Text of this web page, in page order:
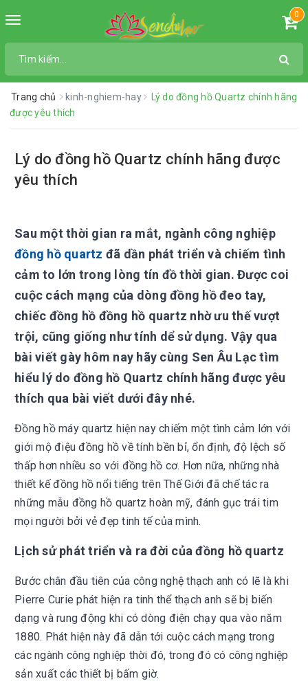
Toggle
0
Trang chủ kinh-nghiem-hay
Lý do đồng hồ Quartz chính hãng
được yêu thích
Lý do đồng hồ Quartz chính hãng được
yêu thích
Sau một thời gian ra mắt, ngành công nghiệp
đồng hồ quartz đã dần phát triển và chiếm tình
cảm to lớn trong lòng tín đồ thời gian. Được coi
cuộc cách mạng của dòng đồng hồ đeo tay,
chiếc đồng hồ đồng hồ quartz nhờ ưu thế vượt
trội, cũng giống như tính dể sử dụng. Vậy qua
bài viết gày hôm nay hãy cùng Sen Âu Lạc tìm
hiểu lý do đồng hồ Quartz chính hãng được yêu
thích qua bài viết dưới đây nhé.
Đồng hồ máy quartz hiện nay chiếm một tình cảm lớn với
giới mộ điệu đồng hồ về tính bền bỉ, ổn định, độ lệch số
thấp hơn nhiều so với đồng hồ cơ. Hơn nữa, những nhà
thiết kế đồng hồ nổi tiếng trên Thế Giới đã chế tác ra
những mẫu đồng hồ quartz hoàn mỹ, đánh gục trái tim
mọi người bởi vẻ đẹp tinh tế của mình.
Lịch sử phát triển và ra đời của đồng hồ quartz
Bước chân đầu tiên của công nghệ thạch anh có lẽ là khi
Pierre Curie phát hiện ra tinh thể thạch anh sẽ bị biến
dạng và rung động khi có dòng điện chạy qua vào năm
1880. Phát hiện này đã dẫn tới cuộc cách mạng trong
các ngành công nghiệp thời đó, trong đó có công nghiệp
sản xuất các thiết bị bấm giờ.